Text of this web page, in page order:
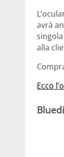
avrà
alla
Ecco